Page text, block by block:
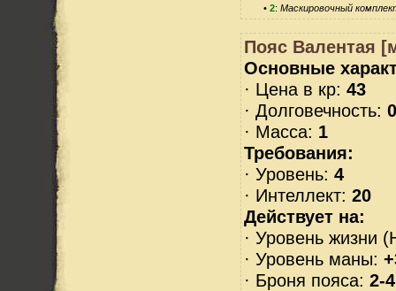
• 2: Маскировочный
Пояс Валентая
Основные
· Цена в кр: 43
· Долговечность:
· Масса: 1
Требования:
· Уровень: 4
· Интеллект: 20
Действует на:
· Уровень жизни
· Уровень маны:
· Броня пояса: 2-4